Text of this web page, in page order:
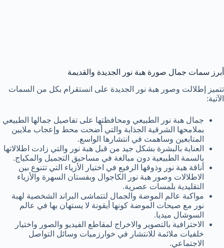
أبرز سمات جمال صورة هبة نور الجديدة والقديمة
تتميز إطلالت وصور هبة نور الجديدة على انستقرام بكل من السمات
الآتية:
جمال هبة نور الطبيعي ومحافظتها على تفاصيل جمالها الطبيعي
بملامحها الشرقية الجذابة والتي أضحت محط وإعجاب ملايين
المتابعين وساهمت في انتشارها الواسع.
العناية بالبشرة بشكل جيد من قبل هبة نور والتي زادت اطلالاتها
بالسمة الطبيعية دون مبالغة في مساحيق التجميل والمكياج.
أناقة هبة نور وذوقها الرفيع في اختيار الأزياء التي تتنوع بين
الاطلالات وصور هبة نور الكاجوال وبفستان السهرة والأزياء
التقليدية بلمسات عصرية.
مواكبة عالم الموضة والجمال لتتماشى البراند الشخصية لهبة
نور مع صيحات الموضة كونها أيقونة لا يستهان بها في عالم
السوشال ميديا.
الاحترافية بالتصوير والاخراج لمقاطع الفيديو والصور واختيار
خلفيات ملائمة للانتشار في خوارزميات وسائل التواصل
الاجتماعي.